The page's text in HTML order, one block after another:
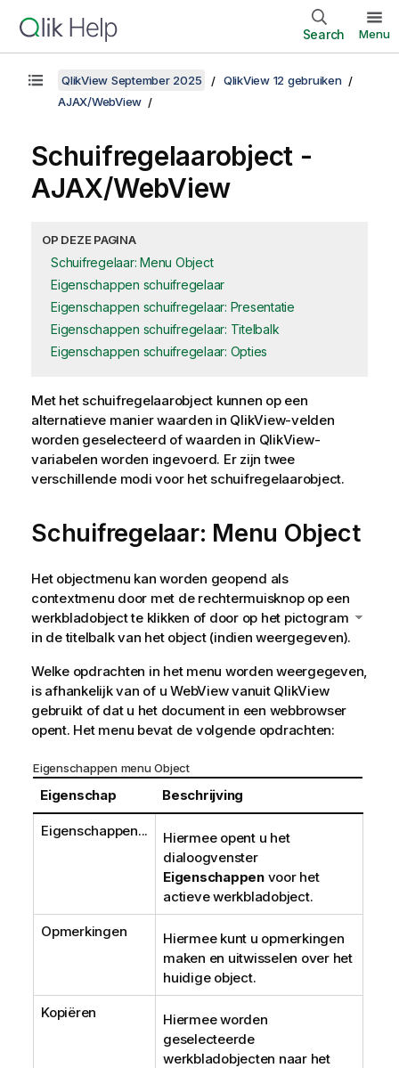
Search Menu
QlikView September 2025
QlikView 12 gebruiken
AJAX/WebView
Schuifregelaarobject -
AJAX/WebView
OP DEZE PAGINA
Schuifregelaar: Menu Object
Eigenschappen schuifregelaar
Eigenschappen schuifregelaar: Presentatie
Eigenschappen schuifregelaar: Titelbalk
Eigenschappen schuifregelaar: Opties
Met het schuifregelaarobject kunnen op een
alternatieve manier waarden in QlikView-velden
worden geselecteerd of waarden in QlikView-
variabelen worden ingevoerd. Er zijn twee
verschillende modi voor het schuifregelaarobject.
Schuifregelaar: Menu Object
Het objectmenu kan worden geopend als
contextmenu door met de rechtermuisknop op een
werkbladobject te klikken of door op het pictogram
in de titelbalk van het object (indien weergegeven).
Welke opdrachten in het menu worden weergegeven,
is afhankelijk van of u WebView vanuit QlikView
gebruikt of dat u het document in een webbrowser
opent. Het menu bevat de volgende opdrachten:
Eigenschappen menu Object
Eigenschap Beschrijving
Eigenschappen...
Hiermee opent u het
dialoogvenster
Eigenschappenvoor het
actieve werkbladobject.
Opmerkingen
Hiermee kunt u opmerkingen
maken en uitwisselen over het
huidige object.
Kopiëren
Hiermee worden
geselecteerde
werkbladobjecten naar het